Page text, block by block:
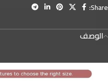
Share:
الوصف